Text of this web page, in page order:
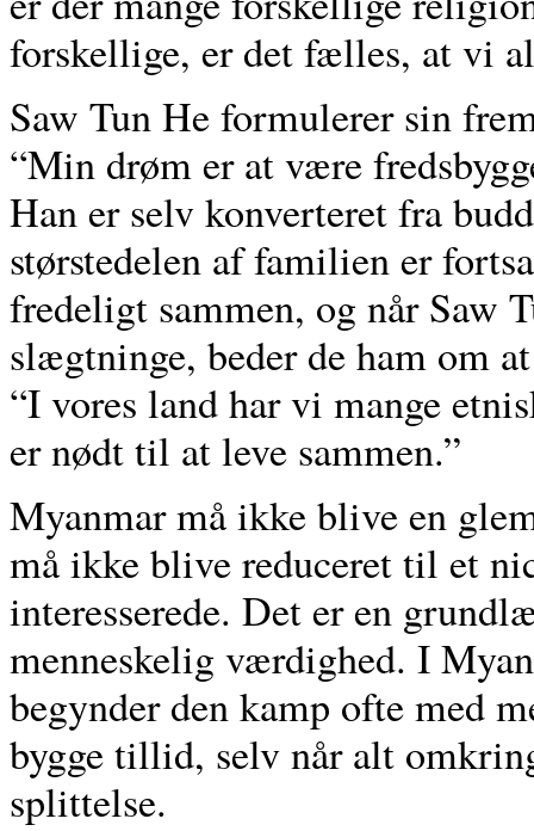
forskellige, er det fælles, at vi
Saw Tun He formulerer sin
“Min drøm er at være
Han er selv konverteret fra
størstedelen af familien er
fredeligt sammen, og når Saw
slægtninge, beder de ham om
“I vores land har vi mange
er nødt til at leve sammen.”
Myanmar må ikke blive en
må ikke blive reduceret til et
interesserede. Det er en
menneskelig værdighed. I
begynder den kamp ofte med
bygge tillid, selv når alt
splittelse.